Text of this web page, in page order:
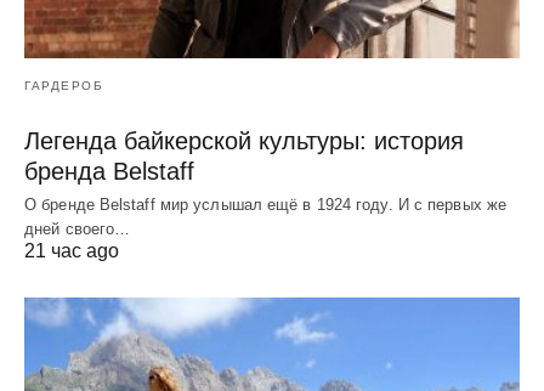
ГАРДЕРОБ
Легенда байкерской культуры: история
бренда Belstaff
О бренде Belstaff мир услышал ещё в 1924 году. И с первых же
дней своего…
21 час ago